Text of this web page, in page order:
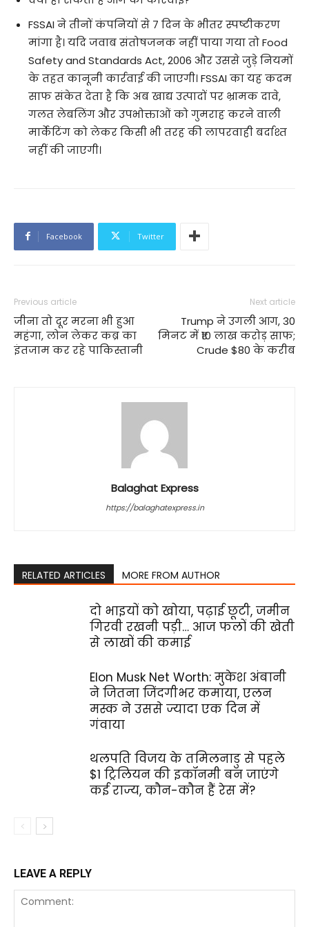
FSSAI ने तीनों कंपनियों से 7 दिन के भीतर स्पष्टीकरण
मांगा है। यदि जवाब संतोषजनक नहीं पाया गया तो Food
Safety and Standards Act, 2006 और उससे जुड़े नियमों
के तहत कानूनी कार्रवाई की जाएगी। FSSAI का यह कदम
साफ संकेत देता है कि अब खाद्य उत्पादों पर भ्रामक दावे,
गलत लेबलिंग और उपभोक्ताओं को गुमराह करने वाली
मार्केटिंग को लेकर किसी भी तरह की लापरवाही बर्दाश्त
नहीं की जाएगी।
Facebook Twitter
Previous article
जीना तो दूर मरना भी हुआ
महंगा, लोन लेकर कब्र का
इंतजाम कर रहे पाकिस्तानी
Next article
Trump ने उगली आग, 30
मिनट में ₹10 लाख करोड़ साफ;
Crude $80 के करीब
Balaghat Express
https://balaghatexpress.in
RELATED ARTICLES MORE FROM AUTHOR
दो भाइयों को खोया, पढ़ाई छूटी, जमीन
गिरवी रखनी पड़ी… आज फलों की खेती
से लाखों की कमाई
Elon Musk Net Worth: मुकेश अंबानी
ने जितना जिंदगीभर कमाया, एलन
मस्क ने उससे ज्यादा एक दिन में
गंवाया
थलपति विजय के तमिलनाडु से पहले
$1 ट्रिलियन की इकॉनमी बन जाएंगे
कई राज्य, कौन-कौन हैं रेस में?
LEAVE A REPLY